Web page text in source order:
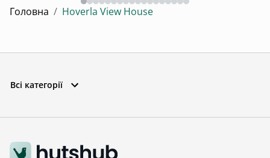
Головна / Hoverla View House
Всі категорії